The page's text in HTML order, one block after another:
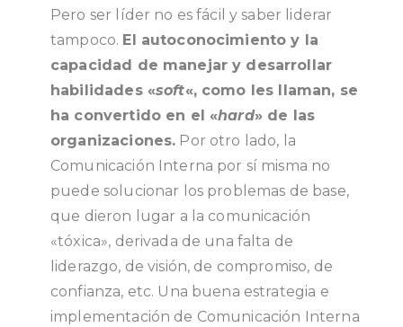
Pero ser líder no es fácil y saber liderar
tampoco. El autoconocimiento y la
capacidad de manejar y desarrollar
habilidades «soft«, como les llaman, se
ha convertido en el «hard» de las
organizaciones. Por otro lado, la
Comunicación Interna por sí misma no
puede solucionar los problemas de base,
que dieron lugar a la comunicación
«tóxica», derivada de una falta de
liderazgo, de visión, de compromiso, de
confianza, etc. Una buena estrategia e
implementación de Comunicación Interna